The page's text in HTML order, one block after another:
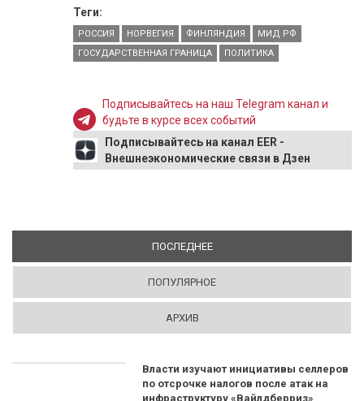
Теги:
РОССИЯ НОРВЕГИЯ ФИНЛЯНДИЯ
МИД РФ
ГОСУДАРСТВЕННАЯ ГРАНИЦА
ПОЛИТИКА
Подписывайтесь на наш Telegram канал и
будьте в курсе всех событий
Подписывайтесь на канал EER -
Внешнеэкономические связи в Дзен
ПОСЛЕДНЕЕ(АКТИВНАЯ ВКЛАДКА)
ПОПУЛЯРНОЕ
АРХИВ
Власти изучают инициативы селлеров
по отсрочке налогов после атак на
инфраструктуру «Вайлдберриз»